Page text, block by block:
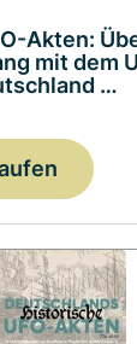
Akten:
mit dem
…